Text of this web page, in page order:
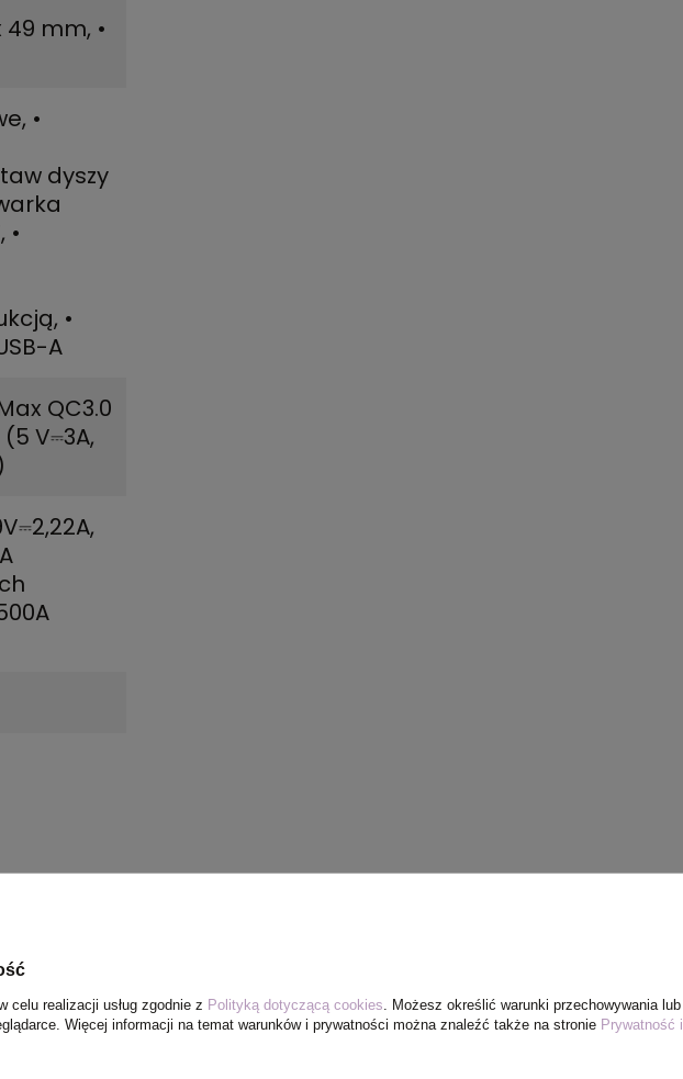
49 mm, •
, •
dyszy
, •
, •
A
QC3.0
V⎓3A,
w 1,
celu realizacji usług zgodnie z Polityką dotyczącą cookies . Możesz określić warunki przechowywania lub
Więcej informacji na temat warunków i prywatności można znaleźć także na stronie Prywatność i